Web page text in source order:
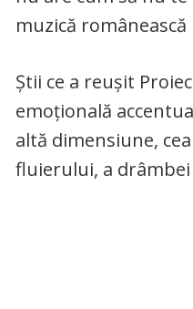
muzică
Știi ce a reușit
emoțională
altă dimensiune,
fluierului, a drâmbei